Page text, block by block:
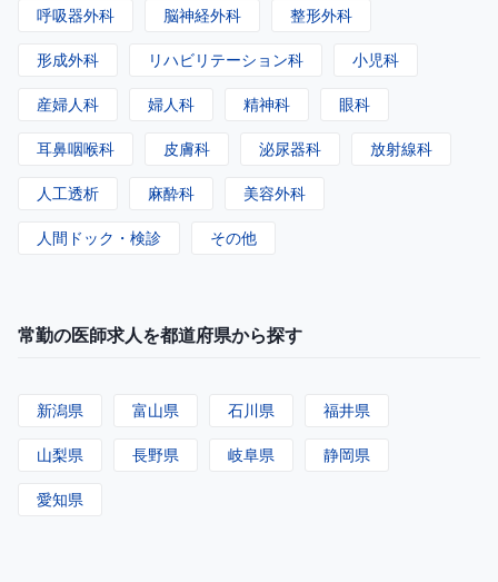
呼吸器外科 脳神経外科 整形外科
形成外科 リハビリテーション科 小児科
産婦人科 婦人科 精神科 眼科
耳鼻咽喉科 皮膚科 泌尿器科 放射線科
人工透析 麻酔科 美容外科
人間ドック・検診 その他
常勤の医師求人を都道府県から探す
新潟県 富山県 石川県 福井県
山梨県 長野県 岐阜県 静岡県
愛知県